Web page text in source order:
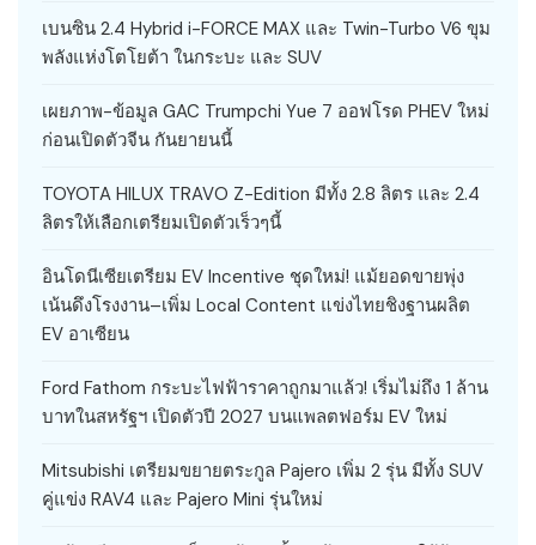
เบนซิน 2.4 Hybrid i-FORCE MAX และ Twin-Turbo V6 ขุม
พลังแห่งโตโยต้า ในกระบะ และ SUV
เผยภาพ-ข้อมูล GAC Trumpchi Yue 7 ออฟโรด PHEV ใหม่
ก่อนเปิดตัวจีน กันยายนนี้
TOYOTA HILUX TRAVO Z-Edition มีทั้ง 2.8 ลิตร และ 2.4
ลิตรให้เลือกเตรียมเปิดตัวเร็วๆนี้
อินโดนีเซียเตรียม EV Incentive ชุดใหม่! แม้ยอดขายพุ่ง
เน้นดึงโรงงาน–เพิ่ม Local Content แข่งไทยชิงฐานผลิต
EV อาเซียน
Ford Fathom กระบะไฟฟ้าราคาถูกมาแล้ว! เริ่มไม่ถึง 1 ล้าน
บาทในสหรัฐฯ เปิดตัวปี 2027 บนแพลตฟอร์ม EV ใหม่
Mitsubishi เตรียมขยายตระกูล Pajero เพิ่ม 2 รุ่น มีทั้ง SUV
คู่แข่ง RAV4 และ Pajero Mini รุ่นใหม่